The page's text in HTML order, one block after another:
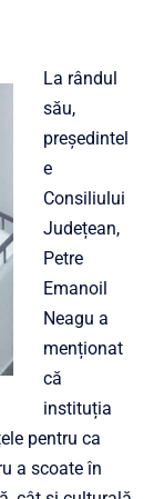
La rândul
său,
președintel
e
Consiliului
Județean,
Petre
Emanoil
Neagu a
menționat
că
instituția
pentru ca
a scoate în